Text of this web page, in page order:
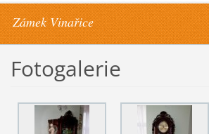
Zámek Vinařice
Fotogalerie